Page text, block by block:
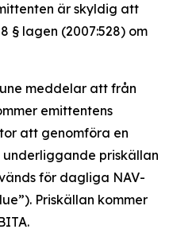
är skyldig att
§ lagen (2007:528) om
meddelar att från
emittentens
att genomföra en
priskällan
för dagliga NAV-
Priskällan kommer